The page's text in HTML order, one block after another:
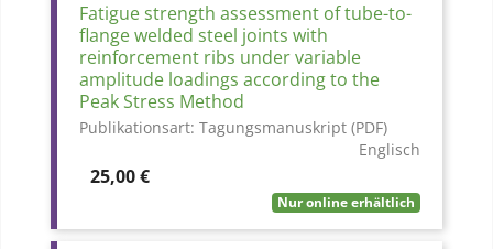
Fatigue strength assessment of tube-to-
flange welded steel joints with
reinforcement ribs under variable
amplitude loadings according to the
Peak Stress Method
Publikationsart: Tagungsmanuskript (PDF)
Englisch
Preis
25,00 €
Nur online erhältlich